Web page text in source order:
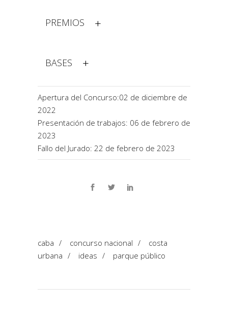
PREMIOS
BASES
Apertura del Concurso:02 de diciembre de
2022
Presentación de trabajos: 06 de febrero de
2023
Fallo del Jurado: 22 de febrero de 2023
caba / concurso nacional /
costa
urbana / ideas / parque público